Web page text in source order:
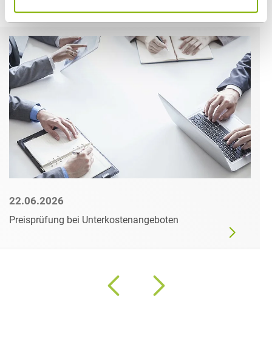
Weitere Artikel
22.06.2026
Preisprüfung bei Unterkostenangeboten